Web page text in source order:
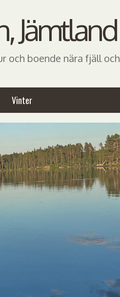
Jämtland
och boende nära fjäll och
Vinter